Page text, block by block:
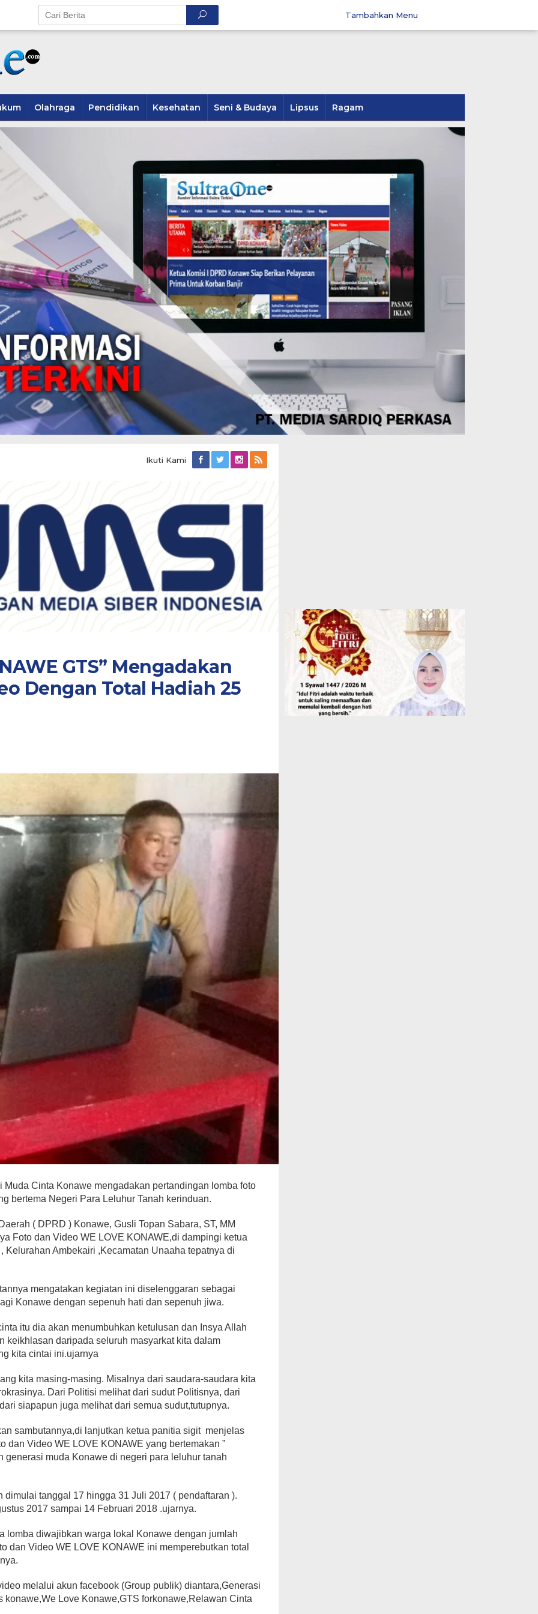
Tambahkan Menu
Olahraga Pendidikan Kesehatan Seni & Budaya Lipsus Ragam
Ikuti Kami
GTS” Mengadakan
Dengan Total Hadiah 25
Muda Cinta Konawe mengadakan pertandingan lomba foto
bertema Negeri Para Leluhur Tanah kerinduan.
( DPRD ) Konawe, Gusli Topan Sabara, ST, MM
Foto dan Video WE LOVE KONAWE,di dampingi ketua
Kelurahan Ambekairi ,Kecamatan Unaaha tepatnya di
mengatakan kegiatan ini diselenggaran sebagai
Konawe dengan sepenuh hati dan sepenuh jiwa.
itu dia akan menumbuhkan ketulusan dan Insya Allah
keikhlasan daripada seluruh masyarkat kita dalam
kita cintai ini.ujarnya
kita masing-masing. Misalnya dari saudara-saudara kita
Dari Politisi melihat dari sudut Politisnya, dari
siapapun juga melihat dari semua sudut,tutupnya.
sambutannya,di lanjutkan ketua panitia sigit menjelas
dan Video WE LOVE KONAWE yang bertemakan ”
generasi muda Konawe di negeri para leluhur tanah
dimulai tanggal 17 hingga 31 Juli 2017 ( pendaftaran ).
2017 sampai 14 Februari 2018 .ujarnya.
lomba diwajibkan warga lokal Konawe dengan jumlah
dan Video WE LOVE KONAWE ini memperebutkan total
melalui akun facebook (Group publik) diantara,Generasi
konawe,We Love Konawe,GTS forkonawe,Relawan Cinta